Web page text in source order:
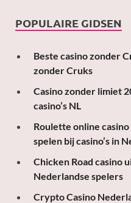
POPULAIRE GIDSEN
Beste casino zonder
zonder Cruks
Casino zonder limiet
casino’s NL
Roulette online
spelen bij casino’s in
Chicken Road casino
Nederlandse spelers
Crypto Casino